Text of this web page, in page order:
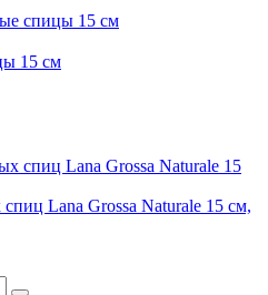
15 см
Lana Grossa Naturale 15 см,